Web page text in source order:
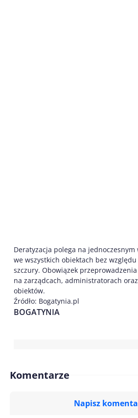
Deratyzacja polega na jednoczesnym
we wszystkich obiektach bez
szczury. Obowiązek
na zarządcach, administratorach
obiektów.
Źródło: Bogatynia.pl
BOGATYNIA
Komentarze
Napisz